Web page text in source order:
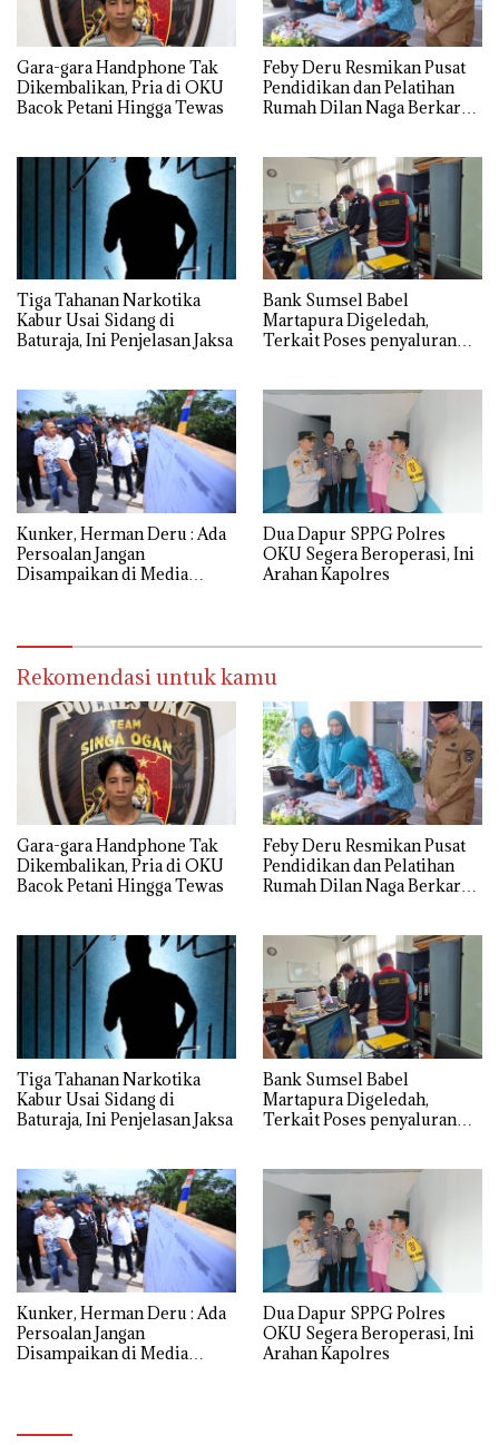
Gara-gara Handphone Tak
Dikembalikan, Pria di OKU
Bacok Petani Hingga Tewas
Feby Deru Resmikan Pusat
Pendidikan dan Pelatihan
Rumah Dilan Naga Berkarya
Tiga Tahanan Narkotika
Kabur Usai Sidang di
Baturaja, Ini Penjelasan Jaksa
Bank Sumsel Babel
Martapura Digeledah,
Terkait Poses penyaluran
Kunker, Herman Deru : Ada
Persoalan Jangan
Disampaikan di Media
Dua Dapur SPPG Polres
OKU Segera Beroperasi, Ini
Arahan Kapolres
Rekomendasi untuk kamu
Gara-gara Handphone Tak
Dikembalikan, Pria di OKU
Bacok Petani Hingga Tewas
Feby Deru Resmikan Pusat
Pendidikan dan Pelatihan
Rumah Dilan Naga Berkarya
Tiga Tahanan Narkotika
Kabur Usai Sidang di
Baturaja, Ini Penjelasan Jaksa
Bank Sumsel Babel
Martapura Digeledah,
Terkait Poses penyaluran
Kunker, Herman Deru : Ada
Persoalan Jangan
Disampaikan di Media
Dua Dapur SPPG Polres
OKU Segera Beroperasi, Ini
Arahan Kapolres